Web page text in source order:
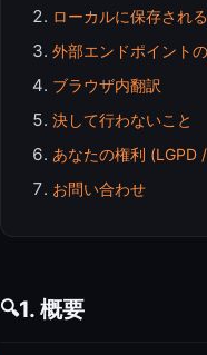
ローカルに保存され
外部エンドポイント
ブラウザ内翻訳
決して行わないこと
あなたの権利 (LGPD
お問い合わせ
🔍1. 概要